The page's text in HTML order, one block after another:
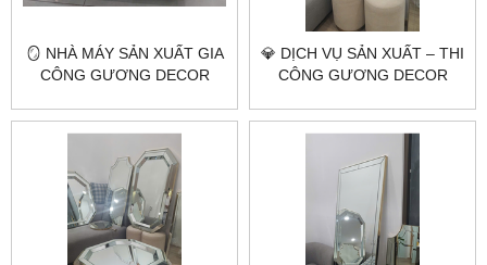
🪞 NHÀ MÁY SẢN XUẤT GIA
CÔNG GƯƠNG DECOR
HCM | CITYBUILDING
💎 DỊCH VỤ SẢN XUẤT – THI
CÔNG GƯƠNG DECOR
MIỆN CITYBUILDING